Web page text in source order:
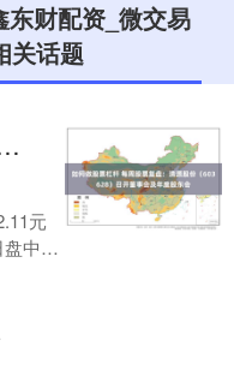
财配资_微交易
关话题
源股份（603628）召开董事会及年度股东会
元
中最